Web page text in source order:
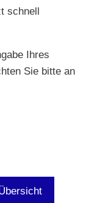
schnell
Ihres
Sie bitte an